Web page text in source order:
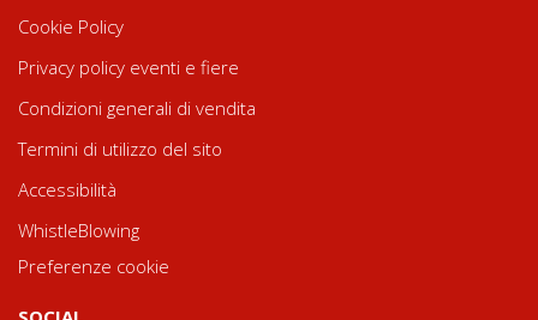
Cookie Policy
Privacy policy eventi e fiere
Condizioni generali di vendita
Termini di utilizzo del sito
Accessibilità
WhistleBlowing
Preferenze cookie